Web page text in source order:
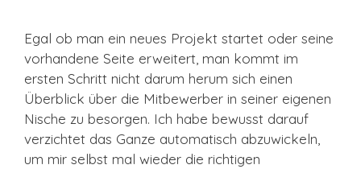
Egal ob man ein neues Projekt startet oder seine
vorhandene Seite erweitert, man kommt im
ersten Schritt nicht darum herum sich einen
Überblick über die Mitbewerber in seiner eigenen
Nische zu besorgen. Ich habe bewusst darauf
verzichtet das Ganze automatisch abzuwickeln,
um mir selbst mal wieder die richtigen